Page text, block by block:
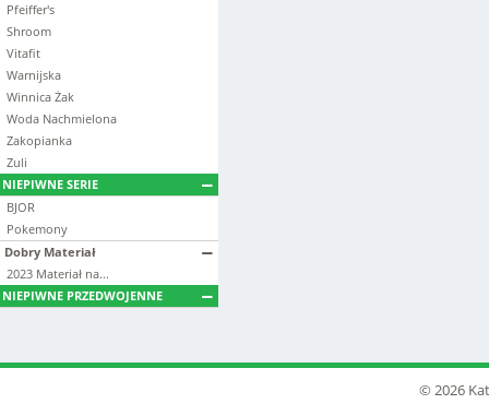
Pfeiffer's
Shroom
Vitafit
Warnijska
Winnica Żak
Woda Nachmielona
Zakopianka
Zuli
NIEPIWNE SERIE
BJOR
Pokemony
Dobry Materiał
2023 Materiał na...
NIEPIWNE PRZEDWOJENNE
© 2026